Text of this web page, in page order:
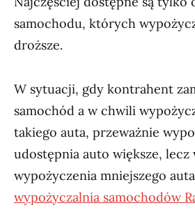
samochodu, których
droższe.
W sytuacji, gdy kontrahent
samochód a w chwili
takiego auta, przeważnie
udostępnia auto większe, lecz
wypożyczenia mniejszego
wypożyczalnia samochodów